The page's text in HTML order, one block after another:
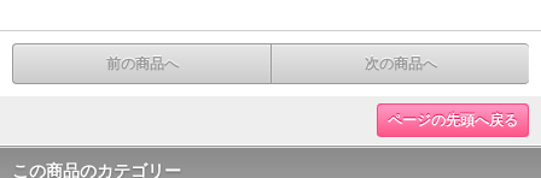
前の商品へ 次の商品へ
ページの先頭へ戻る
この商品のカテゴリー